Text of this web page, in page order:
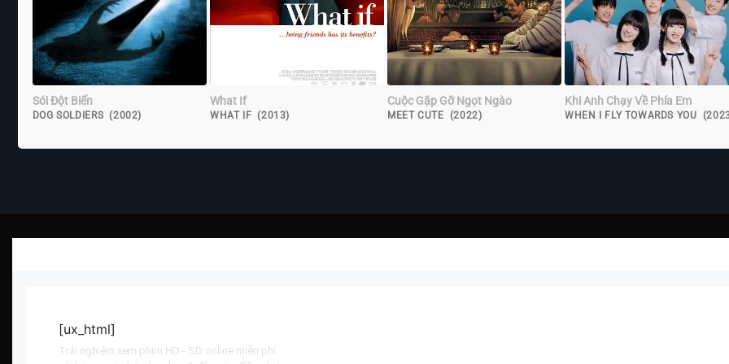
Sói Đột Biến
DOG SOLDIERS (2002)
What If
WHAT IF (2013)
Cuộc Gặp Gỡ Ngọt Ngào
MEET CUTE (2022)
Khi Anh Chạy Về Phía Em
WHEN I FLY TOWARDS YOU